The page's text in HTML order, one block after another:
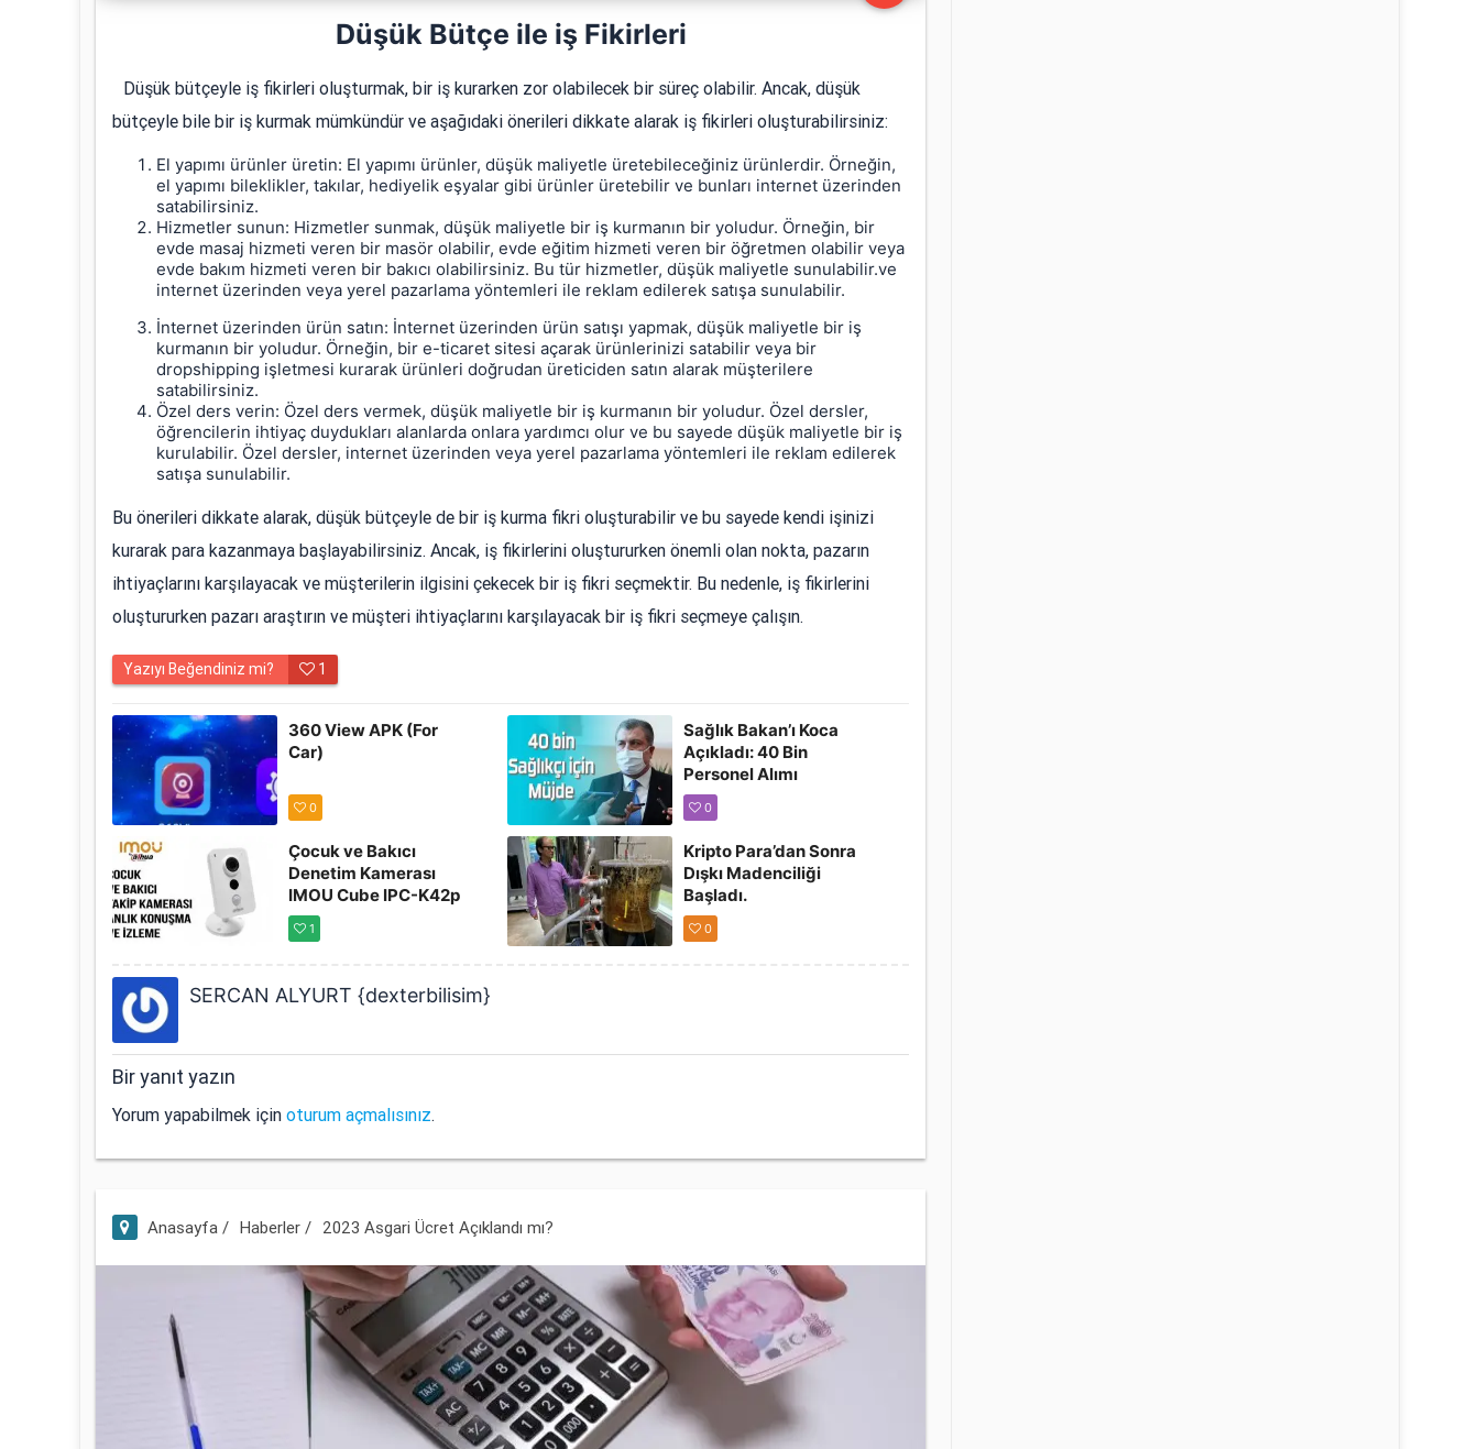
Düşük Bütçe ile iş Fikirleri
Düşük bütçeyle iş fikirleri oluşturmak, bir iş kurarken zor olabilecek bir süreç olabilir. Ancak, düşük
bütçeyle bile bir iş kurmak mümkündür ve aşağıdaki önerileri dikkate alarak iş fikirleri oluşturabilirsiniz:
El yapımı ürünler üretin: El yapımı ürünler, düşük maliyetle üretebileceğiniz ürünlerdir. Örneğin,
el yapımı bileklikler, takılar, hediyelik eşyalar gibi ürünler üretebilir ve bunları internet üzerinden
satabilirsiniz.
Hizmetler sunun: Hizmetler sunmak, düşük maliyetle bir iş kurmanın bir yoludur. Örneğin, bir
evde masaj hizmeti veren bir masör olabilir, evde eğitim hizmeti veren bir öğretmen olabilir veya
evde bakım hizmeti veren bir bakıcı olabilirsiniz. Bu tür hizmetler, düşük maliyetle sunulabilir.ve
internet üzerinden veya yerel pazarlama yöntemleri ile reklam edilerek satışa sunulabilir.
İnternet üzerinden ürün satın: İnternet üzerinden ürün satışı yapmak, düşük maliyetle bir iş
kurmanın bir yoludur. Örneğin, bir e-ticaret sitesi açarak ürünlerinizi satabilir veya bir
dropshipping işletmesi kurarak ürünleri doğrudan üreticiden satın alarak müşterilere
satabilirsiniz.
Özel ders verin: Özel ders vermek, düşük maliyetle bir iş kurmanın bir yoludur. Özel dersler,
öğrencilerin ihtiyaç duydukları alanlarda onlara yardımcı olur ve bu sayede düşük maliyetle bir iş
kurulabilir. Özel dersler, internet üzerinden veya yerel pazarlama yöntemleri ile reklam edilerek
satışa sunulabilir.
Bu önerileri dikkate alarak, düşük bütçeyle de bir iş kurma fikri oluşturabilir ve bu sayede kendi işinizi
kurarak para kazanmaya başlayabilirsiniz. Ancak, iş fikirlerini oluştururken önemli olan nokta, pazarın
ihtiyaçlarını karşılayacak ve müşterilerin ilgisini çekecek bir iş fikri seçmektir. Bu nedenle, iş fikirlerini
oluştururken pazarı araştırın ve müşteri ihtiyaçlarını karşılayacak bir iş fikri seçmeye çalışın.
Yazıyı Beğendiniz mi? 1
360 View APK (For
Car)
0
Sağlık Bakan’ı Koca
Açıkladı: 40 Bin
Personel Alımı
Açıklaması
0
Çocuk ve Bakıcı
Denetim Kamerası
IMOU Cube IPC-K42p
1
Kripto Para’dan Sonra
Dışkı Madenciliği
Başladı.
0
SERCAN ALYURT {dexterbilisim}
Bir yanıt yazın
Yorum yapabilmek için oturum açmalısınız.
Anasayfa / Haberler / 2023 Asgari Ücret Açıklandı mı?